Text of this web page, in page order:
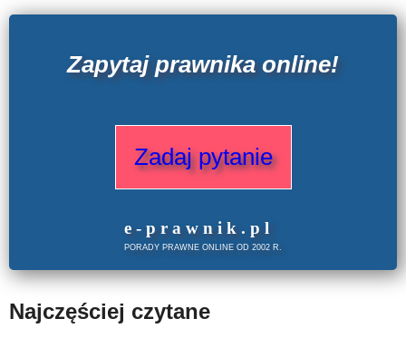
Zapytaj prawnika online!
Zadaj pytanie
e -prawnik . pl
PORADY PRAWNE ONLINE OD 2002 R.
Najczęściej czytane